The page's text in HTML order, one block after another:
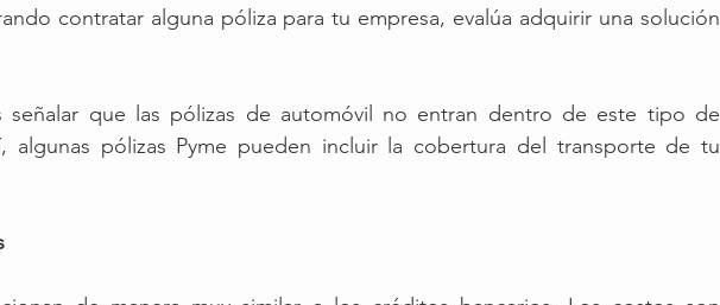
contratar alguna póliza para tu empresa, evalúa adquirir una solución
señalar que las pólizas de automóvil no entran dentro de este tipo de
algunas pólizas Pyme pueden incluir la cobertura del transporte de tu